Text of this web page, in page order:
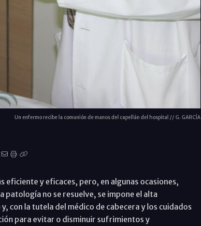
Un enfermo recibe la comunión de manos del capellán del hospital // G. GARCÍA
eficiente y eficaces, pero, en algunas ocasiones,
patología no se resuelve, se impone el alta
con la tutela del médico de cabecera y los cuidados
para evitar o disminuir sufrimientos y